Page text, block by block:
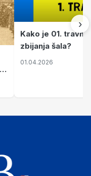
Kako je 01.
zbijanja šala?
01.04.2026
›